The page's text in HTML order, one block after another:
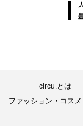
circu.とは
ファッション・コスメ